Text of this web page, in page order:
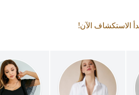
الاستكشاف الآن!